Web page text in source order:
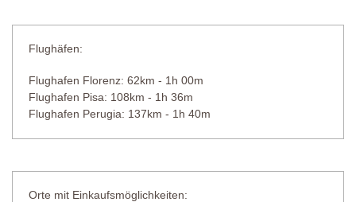
flammiger Gasherd.
Badezimmer
Waschbecken, WC, Dusche.
Schlafzimmer 7
kann), Nachttischchen, Schrank, Stuhl, Kofferablage,
Flughäfen:
Flughafen Florenz: 62km - 1h 00m
Flughafen Pisa: 108km - 1h 36m
Flughafen Perugia: 137km - 1h 40m
Orte mit Einkaufsmöglichkeiten: